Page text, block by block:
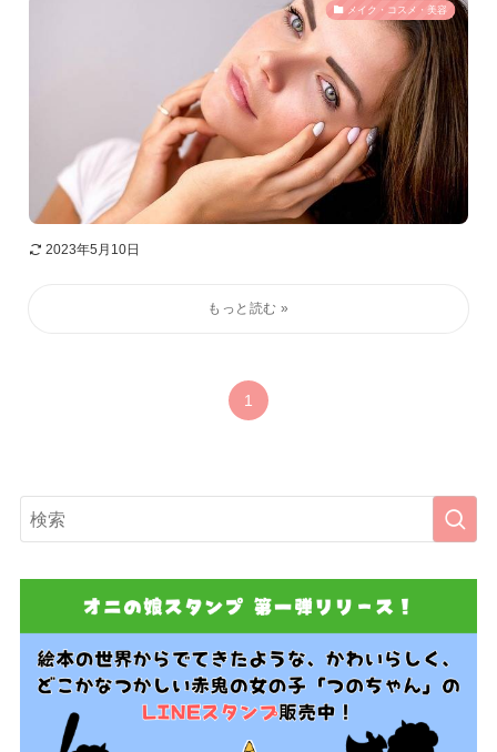
メイク・コスメ・美容
2023年5月10日
1